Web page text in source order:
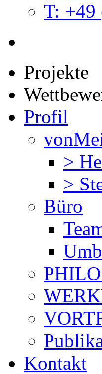
T: +49
Projekte
Profil
>
>
Büro
Kontakt